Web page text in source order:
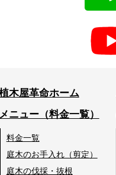
木屋革命ホーム
メニュー（料金一覧）
料金一覧
庭木のお手入れ（剪定）
庭木の伐採・抜根